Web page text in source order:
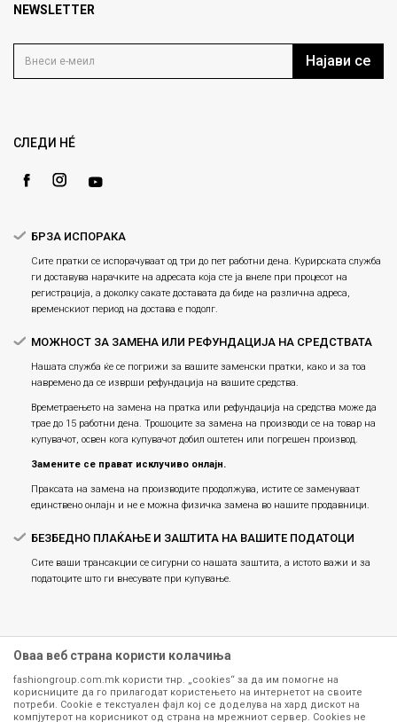
Продавници
Блог
Gift Card
Политика на приватност
Како да купите
Замена и рефундација на производи
NEWSLETTER
Најави се
СЛЕДИ НÉ
БРЗА ИСПОРАКА
Сите пратки се испорачуваат од три до пет работни дена. Курирската служба
ги доставува нарачките на адресата која сте ја внеле при процесот на
регистрација, а доколку сакате доставата да биде на различна адреса,
временскиот период на достава е подолг.
МОЖНОСТ ЗА ЗАМЕНА ИЛИ РЕФУНДАЦИЈА НА СРЕДСТВАТА
Нашата служба ќе се погрижи за вашите заменски пратки, како и за тоа
навремено да се изврши рефундација на вашите средства.
Времетраењето на замена на пратка или рефундацијa на средства може да
трае до 15 работни дена. Трошоците за замена на производи се на товар на
купувачот, освен кога купувачот добил оштетен или погрешен производ.
Замените се прават исклучиво онлајн.
Праксата на замена на производите продолжува, истите се заменуваат
единствено онлајн и не е можна физичка замена во нашите продавници.
БЕЗБЕДНО ПЛАЌАЊЕ И ЗАШТИТА НА ВАШИТЕ ПОДАТОЦИ
Сите ваши трансакции се сигурни со нашата заштита, а истото важи и за
податоците што ги внесувате при купување.
Оваа веб страна користи колачиња
fashiongroup.com.mk користи тнр. „cookies“ за да им помогне на
корисниците да го прилагодат користењето на интернетот на своите
потреби. Cookie е текстуален фајл кој се доделува на хард дискот на
компјутерот на корисникот од страна на мрежниот сервер. Cookies не